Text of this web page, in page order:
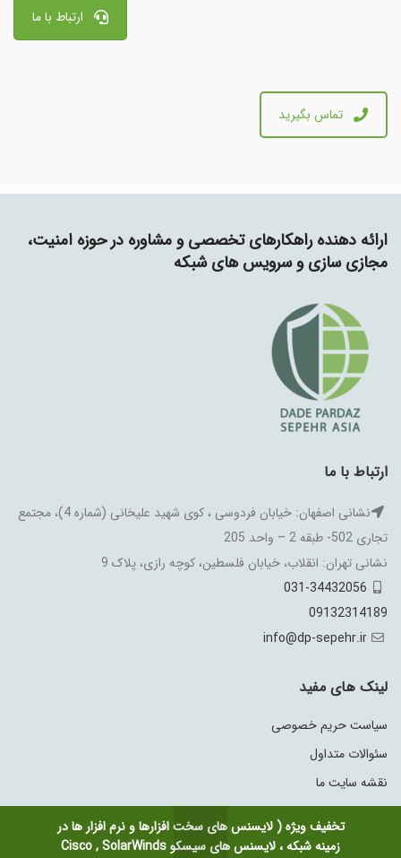
تخفیف ویژه ( لایسنس های سخت افزارها و نرم افزار ها در
زمینه شبکه ، لایسنس های سیسکو Cisco , SolarWinds
ارتباط با ما
تماس بگیرید
ارائه دهنده راهکارهای تخصصی و مشاوره در حوزه امنیت،
مجازی سازی و سرویس های شبکه
ارتباط با ما
نشانی اصفهان: خیابان فردوسی ، کوی شهید علیخانی (شماره 4)، مجتمع
تجاری 502- طبقه 2 – واحد 205
نشانی تهران: انقلاب، خیابان فلسطین، کوچه رازی، پلاک 9
031-34432056
09132314189
info@dp-sepehr.ir
لینک های مفید
سیاست حریم خصوصی
سئوالات متداول
نقشه سایت ما